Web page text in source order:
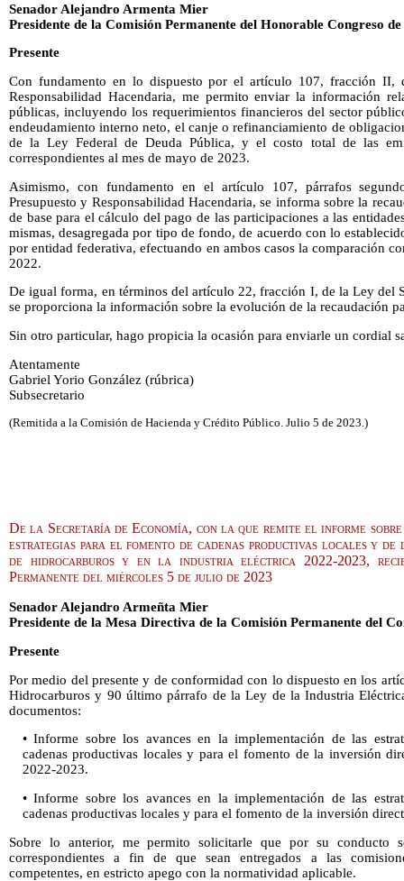
Senador Alejandro Armenta Mier
Presidente de la Comisión Permanente del Honorable Congreso
Presente
Con fundamento en lo dispuesto por el artículo 107, fracción II,
Responsabilidad Hacendaria, me permito enviar la información
públicas, incluyendo los requerimientos financieros del sector
endeudamiento interno neto, el canje o refinanciamiento de
de la Ley Federal de Deuda Pública, y el costo total de las
correspondientes al mes de mayo de 2023.
Asimismo, con fundamento en el artículo 107, párrafos
Presupuesto y Responsabilidad Hacendaria, se informa sobre la
de base para el cálculo del pago de las participaciones a las
mismas, desagregada por tipo de fondo, de acuerdo con lo
por entidad federativa, efectuando en ambos casos la comparación
2022.
De igual forma, en términos del artículo 22, fracción I, de la Ley del
se proporciona la información sobre la evolución de la recaudación
Sin otro particular, hago propicia la ocasión para enviarle un cordial
Atentamente
Gabriel Yorio González (rúbrica)
Subsecretario
(Remitida a la Comisión de Hacienda y Crédito Público. Julio 5 de 2023.)
De la Secretaría de Economía, con la que remite el informe
estrategias para el fomento de cadenas productivas locales y
de hidrocarburos y en la industria eléctrica 2022-2023,
Permanente del miércoles 5 de julio de 2023
Senador Alejandro Armeñta Mier
Presidente de la Mesa Directiva de la Comisión Permanente del
Presente
Por medio del presente y de conformidad con lo dispuesto en los
Hidrocarburos y 90 último párrafo de la Ley de la Industria
documentos:
• Informe sobre los avances en la implementación de las
cadenas productivas locales y para el fomento de la inversión
2022-2023.
• Informe sobre los avances en la implementación de las
cadenas productivas locales y para el fomento de la inversión
Sobre lo anterior, me permito solicitarle que por su conducto
correspondientes a fin de que sean entregados a las
competentes, en estricto apego con la normatividad aplicable.